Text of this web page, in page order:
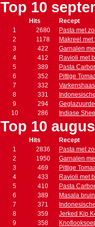
Top 10
Hits
Recept
1
2680
Pasta met
2
1178
Makreel
3
422
Garnalen
4
412
Ravioli met
5
389
Pasta
6
352
Pittige
7
332
8
331
9
294
10
286 Indiase
Top 10
Hits
Recept
1
2836
Pasta met
2
1950
Garnalen
3
469
Pittige
4
433
Ravioli met
5
410
Pasta
6
389
Masala
7
371
8
359
Jerked Kip
9
358